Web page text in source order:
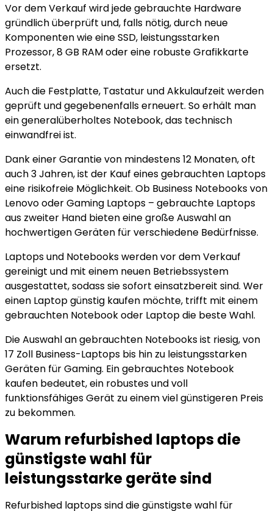
Vor dem Verkauf wird jede gebrauchte Hardware
gründlich überprüft und, falls nötig, durch neue
Komponenten wie eine SSD, leistungsstarken
Prozessor, 8 GB RAM oder eine robuste Grafikkarte
ersetzt.
Auch die Festplatte, Tastatur und Akkulaufzeit werden
geprüft und gegebenenfalls erneuert. So erhält man
ein generalüberholtes Notebook, das technisch
einwandfrei ist.
Dank einer Garantie von mindestens 12 Monaten, oft
auch 3 Jahren, ist der Kauf eines gebrauchten Laptops
eine risikofreie Möglichkeit. Ob Business Notebooks von
Lenovo oder Gaming Laptops – gebrauchte Laptops
aus zweiter Hand bieten eine große Auswahl an
hochwertigen Geräten für verschiedene Bedürfnisse.
Laptops und Notebooks werden vor dem Verkauf
gereinigt und mit einem neuen Betriebssystem
ausgestattet, sodass sie sofort einsatzbereit sind. Wer
einen Laptop günstig kaufen möchte, trifft mit einem
gebrauchten Notebook oder Laptop die beste Wahl.
Die Auswahl an gebrauchten Notebooks ist riesig, von
17 Zoll Business-Laptops bis hin zu leistungsstarken
Geräten für Gaming. Ein gebrauchtes Notebook
kaufen bedeutet, ein robustes und voll
funktionsfähiges Gerät zu einem viel günstigeren Preis
zu bekommen.
Warum refurbished laptops die
günstigste wahl für
leistungsstarke geräte sind
Refurbished laptops sind die günstigste wahl für